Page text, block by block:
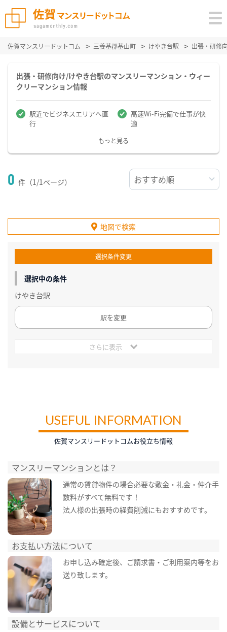
佐賀マンスリードットコム 三養基郡基山町 けやき台駅 出張・研修
出張・研修向け/けやき台駅のマンスリーマンション・ウィー
クリーマンション情報
駅近でビジネスエリアへ直
行
高速Wi-Fi完備で仕事が快
適
もっと見る
0 件（1/1ページ）
地図で検索
選択条件変更
選択中の条件
けやき台駅
駅を変更
さらに表示
USEFUL INFORMATION
佐賀マンスリードットコムお役立ち情報
マンスリーマンションとは？
通常の賃貸物件の場合必要な敷金・礼金・仲介手
数料がすべて無料です！
法人様の出張時の経費削減にもおすすめです。
お支払い方法について
お申し込み確定後、ご請求書・ご利用案内等をお
送り致します。
設備とサービスについて